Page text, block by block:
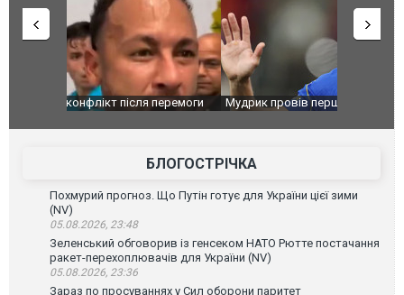
Мудрик провів перший матч за "Челсі" після
допінгової дискваліфікації. ВІДЕО
під час
Франції
БЛОГОСТРІЧКА
Похмурий прогноз. Що Путін готує для України цієї зими
(NV)
05.08.2026, 23:48
Зеленський обговорив із генсеком НАТО Рютте постачання
ракет-перехоплювачів для України (NV)
05.08.2026, 23:36
Зараз по просуваннях у Сил оборони паритет